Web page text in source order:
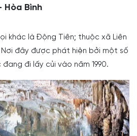
Hòa Bình
khác là Động Tiên; thuộc xã Liên
Nơi đây được phát hiện bởi một số
đi lấy củi vào năm 1990.